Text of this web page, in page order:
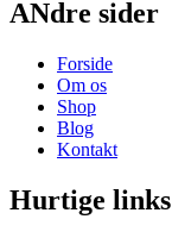
ANdre sider
Forside
Om os
Shop
Blog
Kontakt
Hurtige links